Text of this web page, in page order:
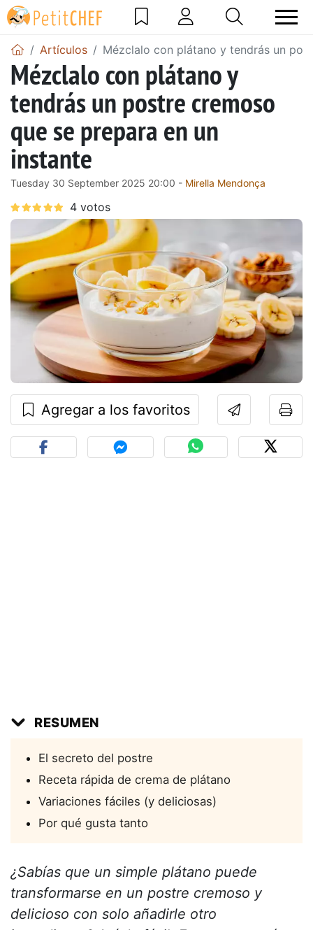
Artículos Mézclalo con plátano y tendrás un
Mézclalo con plátano y
tendrás un postre cremoso
que se prepara en un
instante
Tuesday 30 September 2025 20:00 - Mirella Mendonça
Agregar a los favoritos
RESUMEN
El secreto del postre
Receta rápida de crema de plátano
Variaciones fáciles (y deliciosas)
Por qué gusta tanto
¿Sabías que un simple plátano puede
transformarse en un postre cremoso y
delicioso con solo añadirle otro